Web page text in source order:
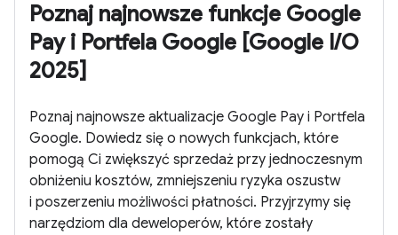
Poznaj najnowsze funkcje Google
Pay i Portfela Google [Google I/O
2025]
Poznaj najnowsze aktualizacje Google Pay i Portfela
Google. Dowiedz się o nowych funkcjach, które
pomogą Ci zwiększyć sprzedaż przy jednoczesnym
obniżeniu kosztów, zmniejszeniu ryzyka oszustw
i poszerzeniu możliwości płatności. Przyjrzymy się
narzędziom dla deweloperów, które zostały